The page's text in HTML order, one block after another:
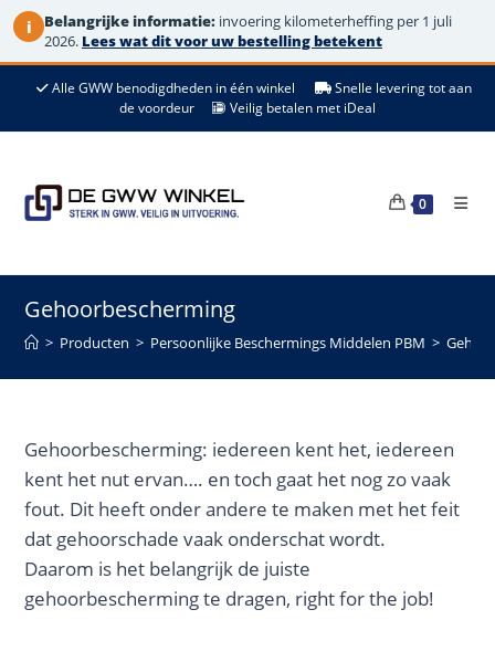
i Belangrijke informatie: invoering kilometerheffing per 1 juli
2026. Lees wat dit voor uw bestelling betekent
de
Alle GWW benodigdheden in één winkel
Snelle levering tot aan
de voordeur
Veilig betalen met iDeal
0
Gehoorbescherming
> Producten > Persoonlijke Beschermings Middelen PBM >
Gehoorbescherming: iedereen kent het, iedereen
kent het nut ervan…. en toch gaat het nog zo vaak
fout. Dit heeft onder andere te maken met het feit
dat gehoorschade vaak onderschat wordt.
Daarom is het belangrijk de juiste
gehoorbescherming te dragen, right for the job!